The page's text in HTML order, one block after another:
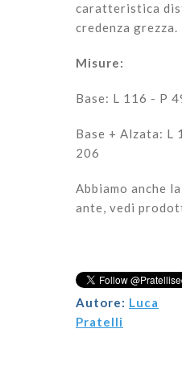
caratteristica
credenza grezza.
Misure:
Base: L 116 - P
Base + Alzata: L
206
Abbiamo anche
ante, vedi
Autore: Luca
Pratelli